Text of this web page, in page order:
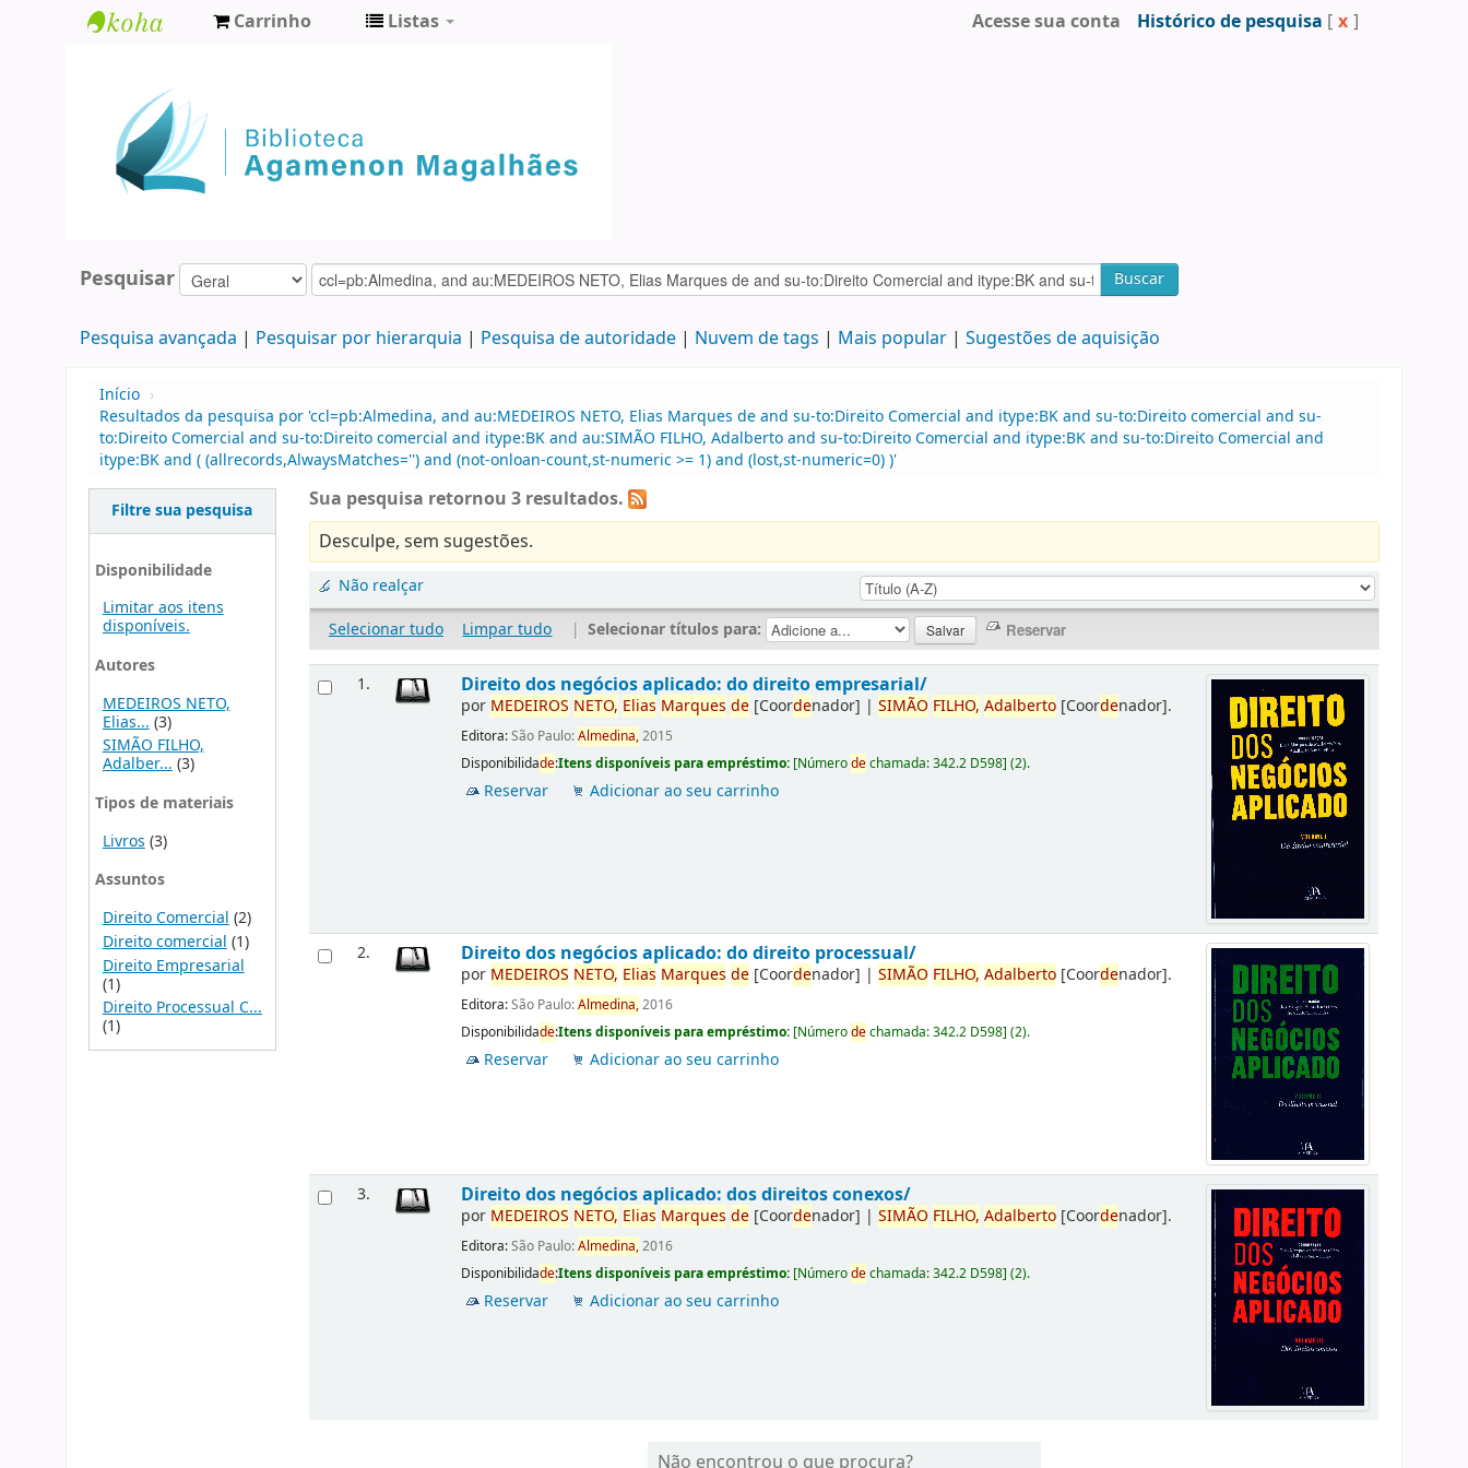
Agamenon
Magalhães
Carrinho Listas Acesse sua conta Histórico de pesquisa [ x ]
Pesquisar Buscar
Pesquisa avançada Pesquisar por hierarquia Pesquisa de autoridade Nuvem de tags Mais popular Sugestões de aquisição
Início ›
Resultados da pesquisa por 'ccl=pb:Almedina, and au:MEDEIROS NETO, Elias Marques de and su-to:Direito Comercial and itype:BK and su-to:Direito comercial and su-
to:Direito Comercial and su-to:Direito comercial and itype:BK and au:SIMÃO FILHO, Adalberto and su-to:Direito Comercial and itype:BK and su-to:Direito Comercial and
itype:BK and ( (allrecords,AlwaysMatches='') and (not-onloan-count,st-numeric >= 1) and (lost,st-numeric=0) )'
Filtre sua pesquisa
Disponibilidade
Limitar aos itens
disponíveis.
Autores
MEDEIROS NETO,
Elias... (3)
SIMÃO FILHO,
Adalber...(3)
Tipos de materiais
Livros (3)
Assuntos
Direito Comercial (2)
Direito comercial (1)
Direito Empresarial
(1)
Direito Processual C...
(1)
Sua pesquisa retornou 3 resultados.
Desculpe, sem sugestões.
Não realçar
Selecionar tudo
Limpar tudo | Selecionar títulos para:
1. Direito dos negócios aplicado: do direito empresarial/
por MEDEIROS NETO, Elias Marques de [Coordenador] |SIMÃO FILHO, Adalberto [Coordenador].
Editora:São Paulo:Almedina,2015
Disponibilidade:Itens disponíveis para empréstimo: [Númerodechamada:342.2 D598](2).
Reservar Adicionar ao seu carrinho
2. Direito dos negócios aplicado: do direito processual/
por MEDEIROS NETO, Elias Marques de [Coordenador] |SIMÃO FILHO, Adalberto [Coordenador].
Editora:São Paulo:Almedina,2016
Disponibilidade:Itens disponíveis para empréstimo: [Númerodechamada:342.2 D598](2).
Reservar Adicionar ao seu carrinho
3. Direito dos negócios aplicado: dos direitos conexos/
por MEDEIROS NETO, Elias Marques de [Coordenador] |SIMÃO FILHO, Adalberto [Coordenador].
Editora:São Paulo:Almedina,2016
Disponibilidade:Itens disponíveis para empréstimo: [Númerodechamada:342.2 D598](2).
Reservar Adicionar ao seu carrinho